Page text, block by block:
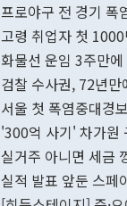
프로야구 전 경기 폭
고령 취업자 첫
화물선 운임 3주만에
검찰 수사권, 72년만
서울 첫 폭염중대경보
'300억 사기' 차가원
실거주 아니면 세금
실적 발표 앞둔 스페